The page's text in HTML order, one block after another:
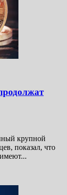
крупной
показал, что